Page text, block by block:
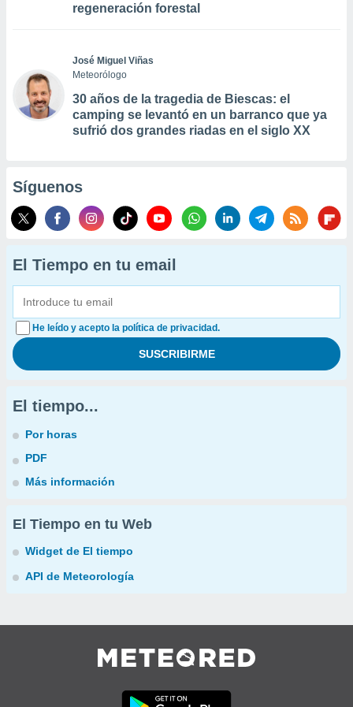
regeneración forestal
José Miguel Viñas
Meteorólogo
30 años de la tragedia de Biescas: el
camping se levantó en un barranco que ya
sufrió dos grandes riadas en el siglo XX
Síguenos
El Tiempo en tu email
He leído y acepto la política de privacidad.
El tiempo...
Por horas
PDF
Más información
El Tiempo en tu Web
Widget de El tiempo
API de Meteorología